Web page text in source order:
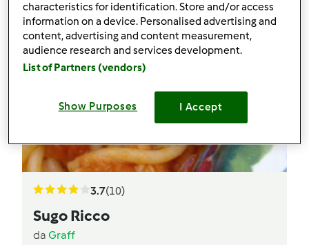
3.7(10)
Sugo Ricco
da Graff
characteristics for identification. Store and/or access
information on a device. Personalised advertising and
content, advertising and content measurement,
audience research and services development.
List of Partners (vendors)
Show Purposes I Accept